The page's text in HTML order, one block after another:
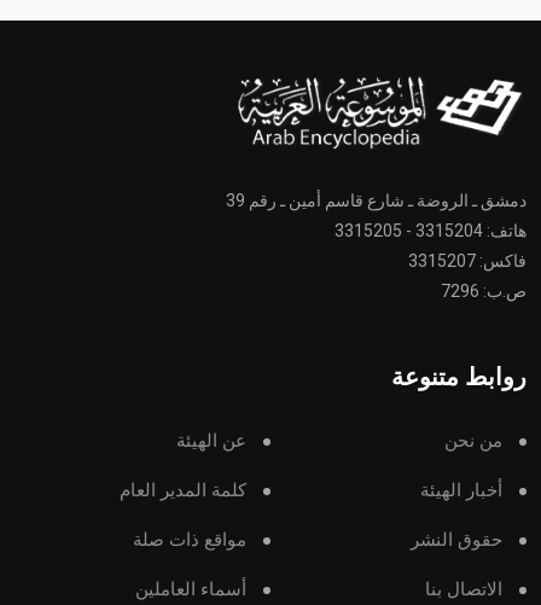
دمشق ـ الروضة ـ شارع قاسم أمين ـ رقم 39
هاتف: 3315204 - 3315205
فاكس: 3315207
ص.ب: 7296
روابط متنوعة
من نحن عن الهيئة
أخبار الهيئة كلمة المدير العام
حقوق النشر مواقع ذات صلة
الاتصال بنا أسماء العاملين